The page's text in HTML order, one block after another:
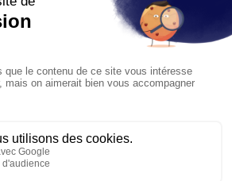
La visite pastorale du pape Léon
XIV à Assise à suivre sur KTO le
jeudi 6 août
Le pape en Uruguay, Argentine et
Pérou du 6 au 17 novembre 2026